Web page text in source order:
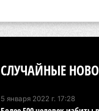
СЛУЧАЙНЫЕ
5 января 2022 г. 17:28